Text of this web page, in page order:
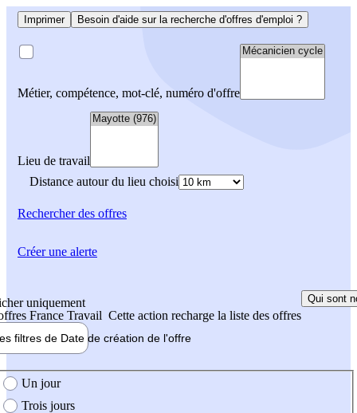
Imprimer Besoin d'aide sur la recherche d'offres d'emploi ?
Métier, compétence, mot-clé, numéro d'offre
Lieu de travail
Distance autour du lieu choisi
Rechercherdes offres
uniquement
France Travail Cette action recharge la liste des offres
Qui sont
filtres de Date de création de l'offre
création de l'offre
Un jour
Trois jours
Créer une alerte